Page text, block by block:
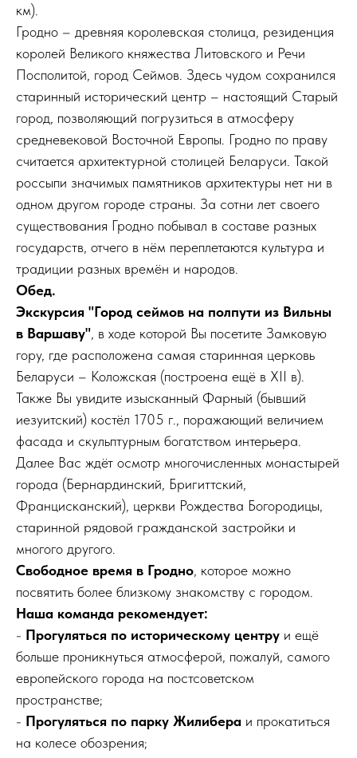
км).
Гродно – древняя королевская столица, резиденция
королей Великого княжества Литовского и Речи
Посполитой, город Сеймов. Здесь чудом сохранился
старинный исторический центр – настоящий Старый
город, позволяющий погрузиться в атмосферу
средневековой Восточной Европы. Гродно по праву
считается архитектурной столицей Беларуси. Такой
россыпи значимых памятников архитектуры нет ни в
одном другом городе страны. За сотни лет своего
существования Гродно побывал в составе разных
государств, отчего в нём переплетаются культура и
традиции разных времён и народов.
Обед.
Экскурсия "Город сеймов на полпути из Вильны
в Варшаву", в ходе которой Вы посетите Замковую
гору, где расположена самая старинная церковь
Беларуси – Коложская (построена ещё в XII в).
Также Вы увидите изысканный Фарный (бывший
иезуитский) костёл 1705 г., поражающий величием
фасада и скульптурным богатством интерьера.
Далее Вас ждёт осмотр многочисленных монастырей
города (Бернардинский, Бригиттский,
Францисканский), церкви Рождества Богородицы,
старинной рядовой гражданской застройки и
многого другого.
Свободное время в Гродно, которое можно
посвятить более близкому знакомству с городом.
Наша команда рекомендует:
- Прогуляться по историческому центру и ещё
больше проникнуться атмосферой, пожалуй, самого
европейского города на постсоветском
пространстве;
- Прогуляться по парку Жилибера и прокатиться
на колесе обозрения;